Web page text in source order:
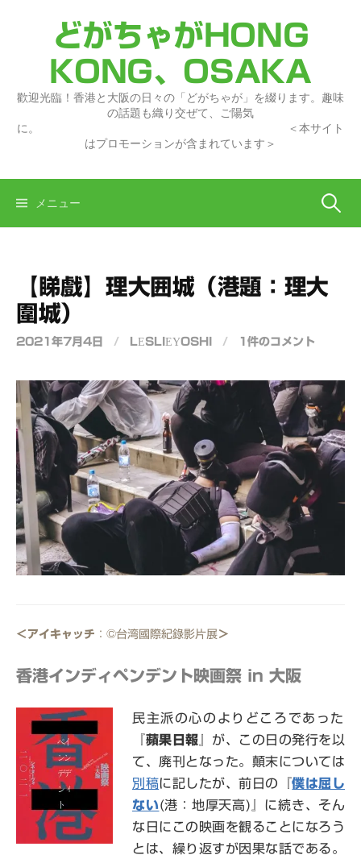
どがちゃがHONG
KONG、OSAKA
歡迎光臨！香港と大阪の日々の「どがちゃが」を綴ります。趣味
の話題も織り交ぜて、ご陽気
に。 ＜本サイト
はプロモーションが含まれています＞
メニュー 検
【睇戲】理大囲城（港題：理大
圍城）
2021年7月4日 / LESLIEYOSHI / 1件のコメント
＜アイキャッチ ：©台湾國際紀錄影片展＞
香港インディペンデント映画祭 in 大阪
民主派の心のよりどころであった
『蘋果日報 』が、この日の発行を以
て、廃刊となった。顛末については
別稿に記したが、前日の『僕は屈し
ない(港：地厚天高)』に続き、そん
な日にこの映画を観ることになろう
とは、繰り返すが因果な話である。